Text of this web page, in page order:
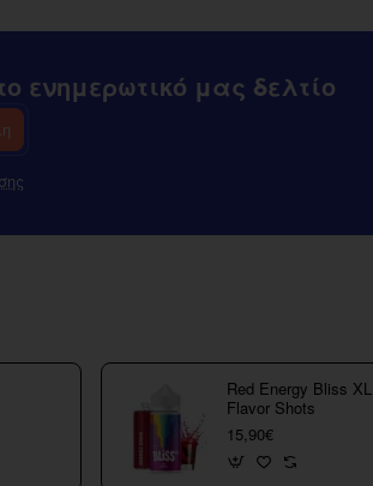
ενημερωτικό μας δελτίο
Red Energy Bliss XL
Flavor Shots
15,90€